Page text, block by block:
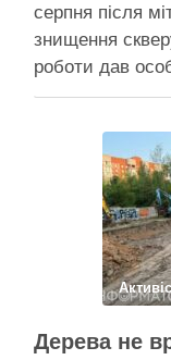
серпня після
знищення
роботи дав
Пантелеєв, що
чи вдасться
що лишилася,
Поділитися у